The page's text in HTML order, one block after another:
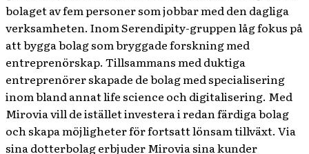
bolaget av fem personer som jobbar med den dagliga
verksamheten. Inom Serendipity-gruppen låg fokus på
att bygga bolag som bryggade forskning med
entreprenörskap. Tillsammans med duktiga
entreprenörer skapade de bolag med specialisering
inom bland annat life science och digitalisering. Med
Mirovia vill de istället investera i redan färdiga bolag
och skapa möjligheter för fortsatt lönsam tillväxt. Via
sina dotterbolag erbjuder Mirovia sina kunder